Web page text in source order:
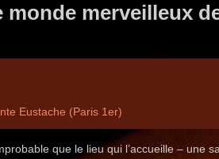
monde merveilleux
Eustache (Paris 1er)
que le lieu qui l’accueille – une